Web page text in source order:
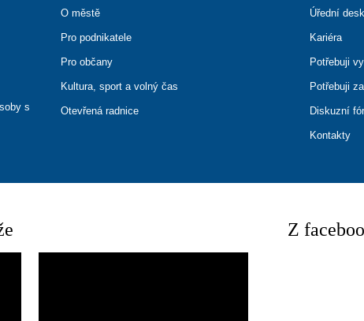
s
O městě
Pro podnikatele
Pro občany
Kultura, sport a volný čas
Otevřená radnice
Úřední
Kariéra
Potřebuji
Potřebuji
Diskuzní
Kontakty
Z